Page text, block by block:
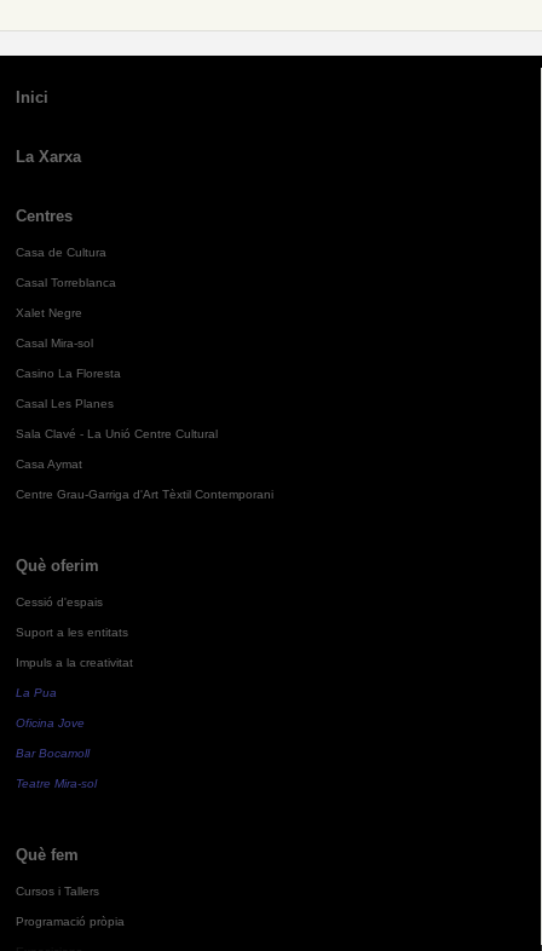
Inici
La Xarxa
Centres
Casa de Cultura
Casal Torreblanca
Xalet Negre
Casal Mira-sol
Casino La Floresta
Casal Les Planes
Sala Clavé - La Unió Centre Cultural
Casa Aymat
Centre Grau-Garriga d'Art Tèxtil Contemporani
Què oferim
Cessió d'espais
Suport a les entitats
Impuls a la creativitat
La Pua
Oficina Jove
Bar Bocamoll
Teatre Mira-sol
Què fem
Cursos i Tallers
Programació pròpia